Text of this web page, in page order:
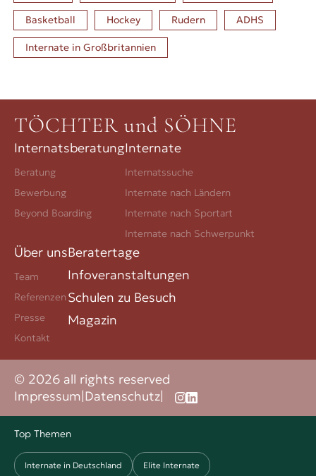
Basketball Hockey Rudern ADHS
Internate in Großbritannien
TÖCHTER und SÖHNE
Internatsberatung
Beratung
Bewerbung
Beyond Boarding
Internate
Internatssuche
Internate nach Ländern
Internate nach Sportart
Internate nach Schwerpunkt
Über uns
Team
Referenzen
Presse
Kontakt
Beratertage
Infoveranstaltungen
Schulen zu Besuch
Magazin
© 2026 all rights reserved
Impressum|Datenschutz|
Top Themen
Internate in Deutschland Elite Internate